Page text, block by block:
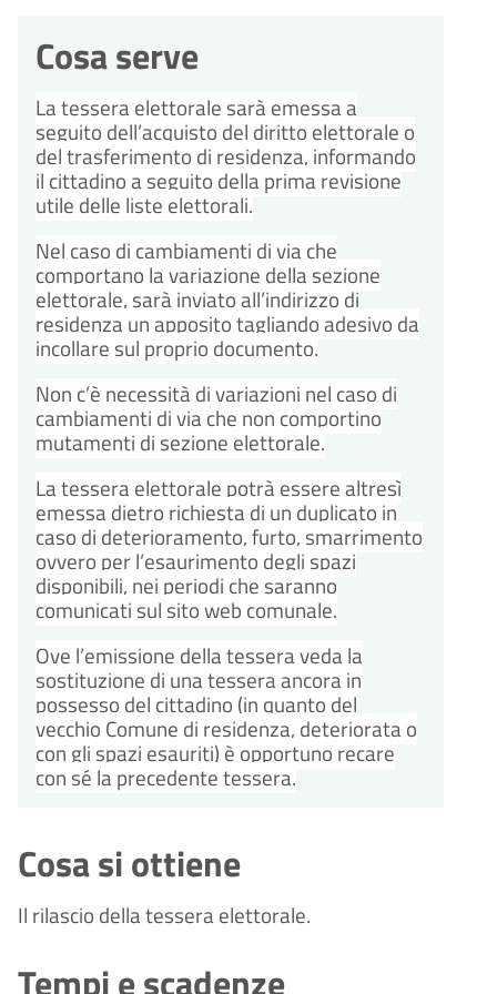
Cosa serve
La tessera elettorale sarà emessa a
seguito dell’acquisto del diritto elettorale o
del trasferimento di residenza, informando
il cittadino a seguito della prima revisione
utile delle liste elettorali.
Nel caso di cambiamenti di via che
comportano la variazione della sezione
elettorale, sarà inviato all’indirizzo di
residenza un apposito tagliando adesivo da
incollare sul proprio documento.
Non c’è necessità di variazioni nel caso di
cambiamenti di via che non comportino
mutamenti di sezione elettorale.
La tessera elettorale potrà essere altresì
emessa dietro richiesta di un duplicato in
caso di deterioramento, furto, smarrimento
ovvero per l’esaurimento degli spazi
disponibili, nei periodi che saranno
comunicati sul sito web comunale.
Ove l’emissione della tessera veda la
sostituzione di una tessera ancora in
possesso del cittadino (in quanto del
vecchio Comune di residenza, deteriorata o
con gli spazi esauriti) è opportuno recare
con sé la precedente tessera.
Cosa si ottiene
Il rilascio della tessera elettorale.
Tempi e scadenze